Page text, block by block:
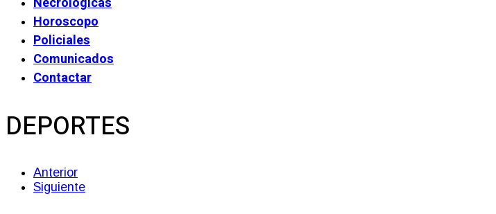
Horoscopo
Policiales
Comunicados
Contactar
DEPORTES
Anterior
Siguiente